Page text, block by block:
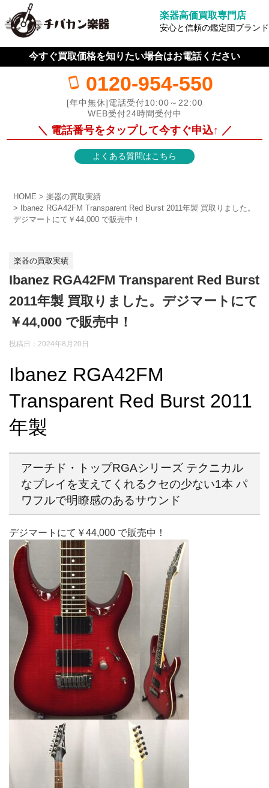
楽器高価買取専門店
安心と信頼の鑑定団ブランド
今すぐ買取価格を知りたい場合はお電話ください
0120-954-550
[年中無休]電話受付10:00～22:00
WEB受付24時間受付中
＼ 電話番号をタップして今すぐ申込↑ ／
よくある質問はこちら
HOME
楽器の買取実績
Ibanez RGA42FM Transparent Red Burst 2011年製 買取りました。
デジマートにて￥44,000 で販売中！
楽器の買取実績
Ibanez RGA42FM Transparent Red Burst
2011年製 買取りました。デジマートにて
￥44,000 で販売中！
投稿日：2024年8月20日
Ibanez RGA42FM
Transparent Red Burst 2011
年製
アーチド・トップRGAシリーズ テクニカル
なプレイを支えてくれるクセの少ない1本 パ
ワフルで明瞭感のあるサウンド
デジマートにて￥44,000 で販売中！